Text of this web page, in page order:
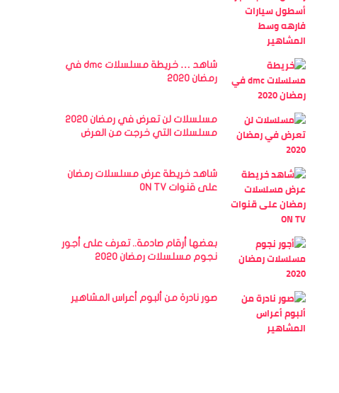
شاهد … خريطة مسلسلات dmc في
رمضان 2020
مسلسلات لن تعرض في رمضان 2020
مسلسلات التي خرجت من العرض
شاهد خريطة عرض مسلسلات رمضان
على قنوات ON TV
بعضها أرقام صادمة.. تعرف على أجور
نجوم مسلسلات رمضان 2020
صور نادرة من ألبوم أعراس المشاهير